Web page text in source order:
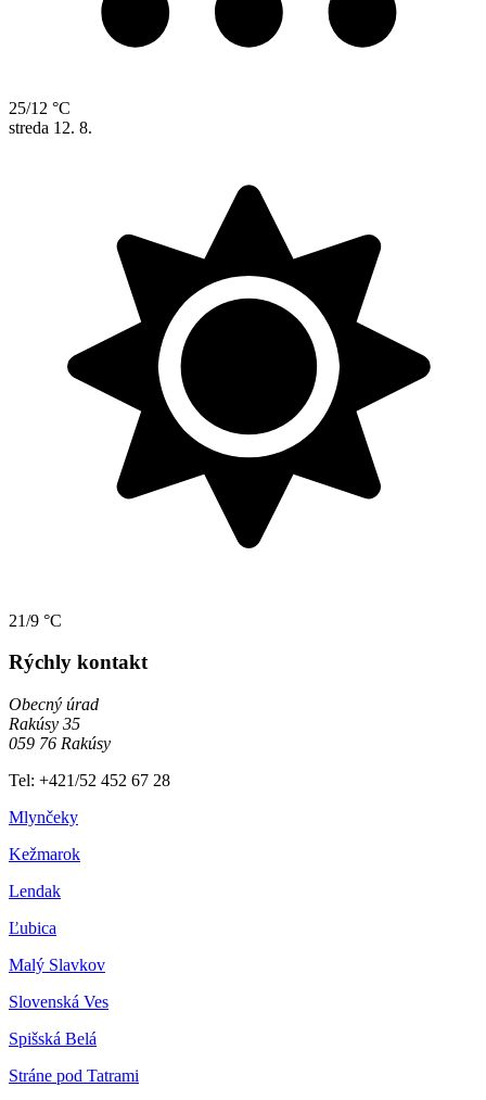
25/12 °C
streda 12. 8.
21/9 °C
Rýchly kontakt
Obecný úrad
Rakúsy 35
059 76 Rakúsy
Tel: +421/52 452 67 28
Mlynčeky
Kežmarok
Lendak
Ľubica
Malý Slavkov
Slovenská Ves
Spišská Belá
Stráne pod Tatrami